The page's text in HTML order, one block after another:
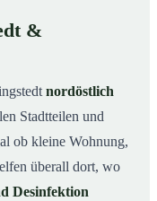
&
nordöstlich
Stadtteilen und
ob kleine Wohnung,
überall dort, wo
Desinfektion